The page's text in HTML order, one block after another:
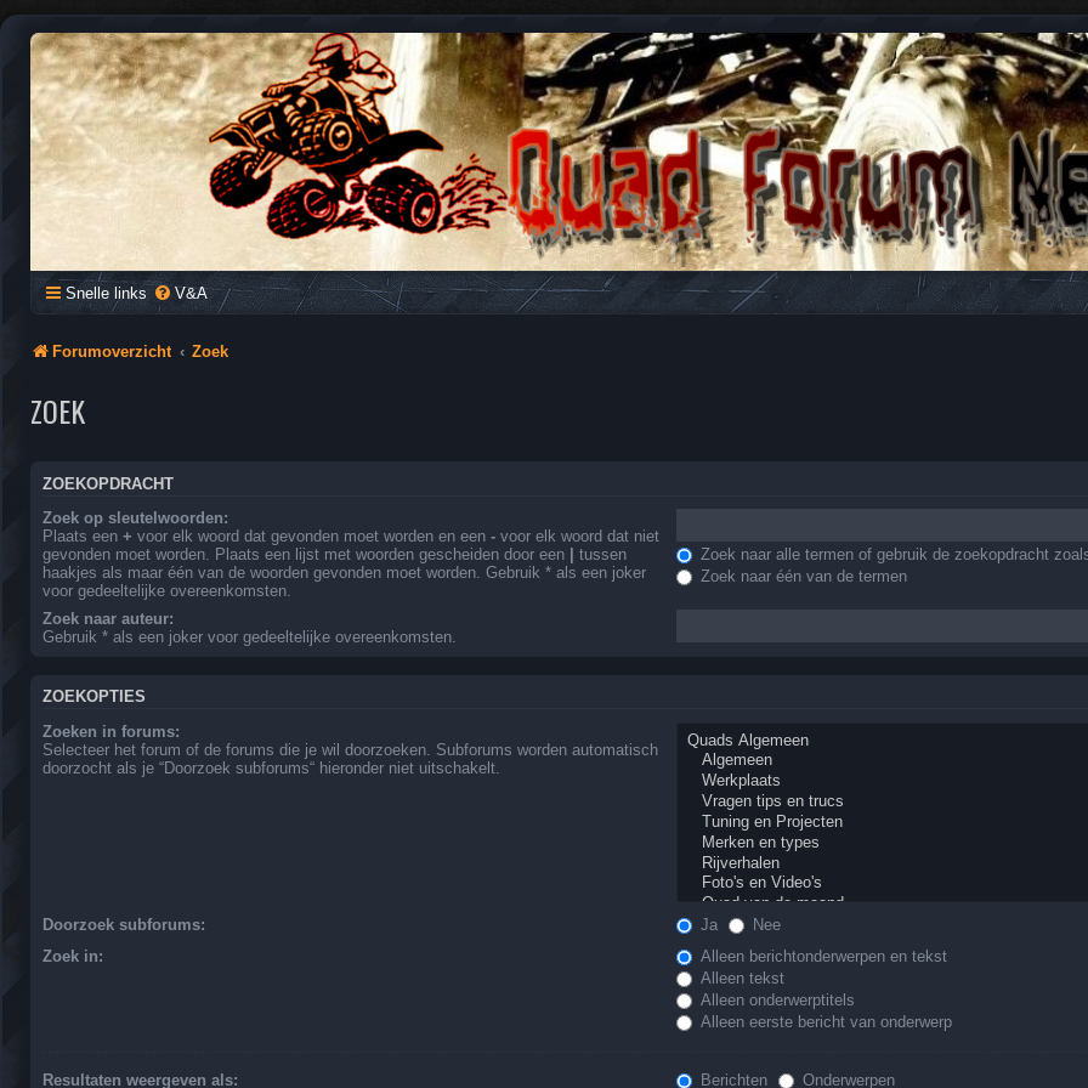
QUAD FORUM NEDERLAND
Het Quad Forum van Nederland en Vlaanderen, voor al je vragen en antwoorden over Quads en ATV's.
Snelle links V&A
Forumoverzicht Zoek
ZOEK
ZOEKOPDRACHT
Zoek op sleutelwoorden:
Plaats een + voor elk woord dat gevonden moet worden en een - voor elk woord dat niet
gevonden moet worden. Plaats een lijst met woorden gescheiden door een
tussen
haakjes als maar één van de woorden gevonden moet worden. Gebruik * als een joker
voor gedeeltelijke overeenkomsten.
Zoek naar alle termen of gebruik de zoekopdracht
Zoek naar één van de termen
Zoek naar auteur:
Gebruik * als een joker voor gedeeltelijke overeenkomsten.
ZOEKOPTIES
Zoeken in forums:
Selecteer het forum of de forums die je wil doorzoeken. Subforums worden automatisch
doorzocht als je “Doorzoek subforums“ hieronder niet uitschakelt.
Doorzoek subforums: Ja
Nee
Zoek in:
Alleen berichtonderwerpen en tekst
Alleen tekst
Alleen onderwerptitels
Alleen eerste bericht van onderwerp
Resultaten weergeven als: Berichten Onderwerpen